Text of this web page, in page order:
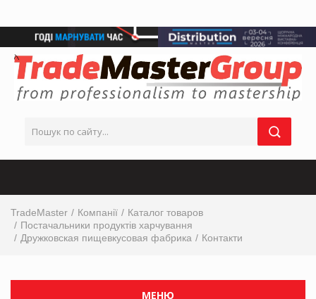
TradeMaster Компанії
Каталог товаров
Постачальники продуктів харчування
Дружковская пищевкусовая фабрика
Контакти
МЕНЮ